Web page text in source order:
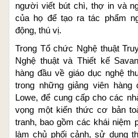
người viết bút chì, thợ in và
của họ để tạo ra tác phẩm
động, thú vị.
Trong Tổ chức Nghệ thuật
Nghệ thuật và Thiết kế
hàng đầu về giáo dục nghệ
trong những giảng viên hàng
Lowe, để cung cấp cho các
vọng một kiến ​​thức cơ bản
tranh, bao gồm các khái niệm
làm chủ phối cảnh, sử dụng